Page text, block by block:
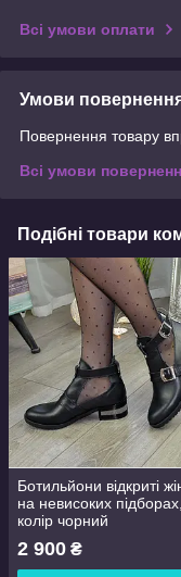
Всі умови оплати
Умови
Повернення товару
Всі умови
Подібні товари
Ботильйони відкриті
на невисоких підборах,
колір чорний
2 900 ₴